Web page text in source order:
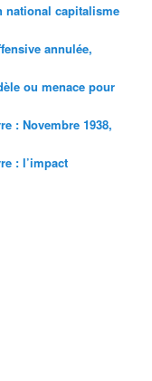
national capitalisme
annulée,
ou menace pour
: Novembre 1938,
: l’impact